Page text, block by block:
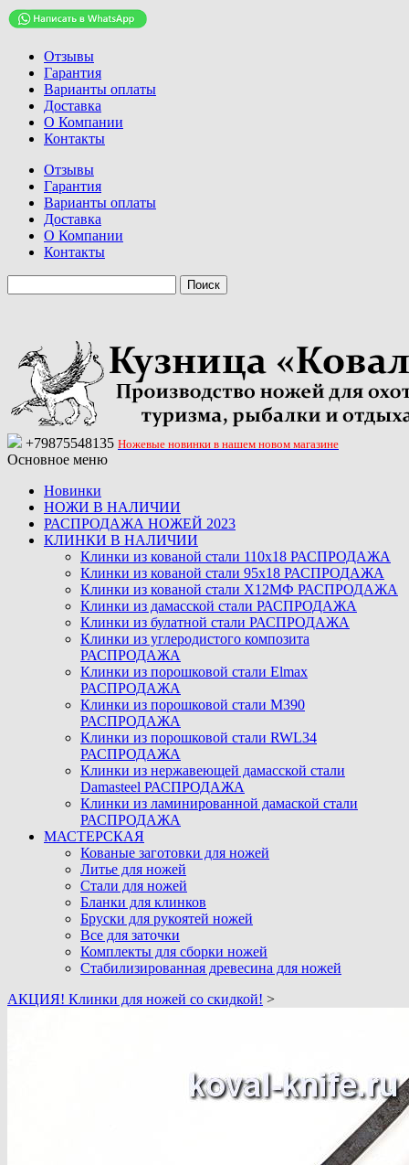
Отзывы
Гарантия
Варианты оплаты
Доставка
О Компании
Контакты
Отзывы
Гарантия
Варианты оплаты
Доставка
О Компании
Контакты
+79875548135 Ножевые новинки в нашем новом магазине
Основное меню
Новинки
НОЖИ В НАЛИЧИИ
РАСПРОДАЖА НОЖЕЙ 2023
КЛИНКИ В НАЛИЧИИ
Клинки из кованой стали 110х18 РАСПРОДАЖА
Клинки из кованой стали 95х18 РАСПРОДАЖА
Клинки из кованой стали Х12МФ РАСПРОДАЖА
Клинки из дамасской стали РАСПРОДАЖА
Клинки из булатной стали РАСПРОДАЖА
Клинки из углеродистого композита
РАСПРОДАЖА
Клинки из порошковой стали Elmax
РАСПРОДАЖА
Клинки из порошковой стали M390
РАСПРОДАЖА
Клинки из порошковой стали RWL34
РАСПРОДАЖА
Клинки из нержавеющей дамасской стали
Damasteel РАСПРОДАЖА
Клинки из ламинированной дамаской стали
РАСПРОДАЖА
МАСТЕРСКАЯ
Кованые заготовки для ножей
Литье для ножей
Стали для ножей
Бланки для клинков
Бруски для рукоятей ножей
Все для заточки
Комплекты для сборки ножей
Стабилизированная древесина для ножей
АКЦИЯ! Клинки для ножей со скидкой! >